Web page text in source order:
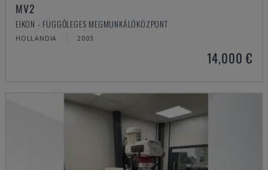
MV2
EIKON - FÜGGŐLEGES MEGMUNKÁLÓKÖZPONT
HOLLANDIA 2003
14,000 €